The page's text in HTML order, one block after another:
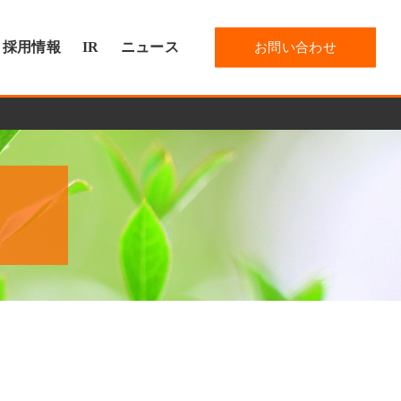
採用情報 IR ニュース お問い合わせ